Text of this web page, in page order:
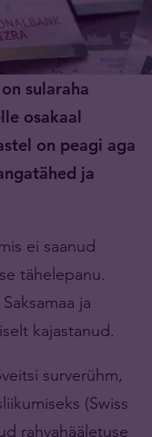
sularaha
osakaal
on peagi aga
ja
ei saanud
tähelepanu.
ja
kajastanud.
surverühm,
(Swiss
rahvahääletuse